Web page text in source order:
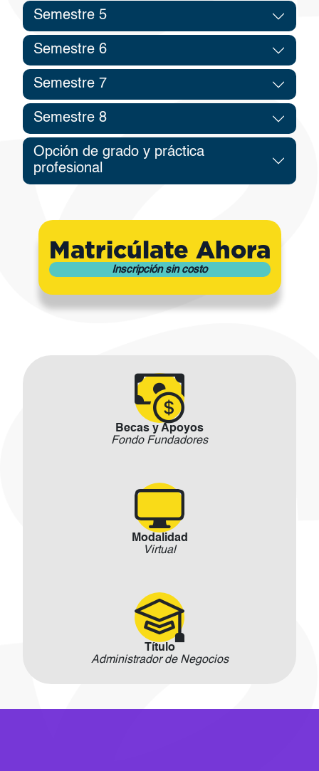
Semestre 5
Semestre 6
Semestre 7
Semestre 8
Opción de grado y práctica
profesional
Matricúlate Ahora
Inscripción sin costo
Becas y Apoyos
Fondo Fundadores
Modalidad
Virtual
Título
Administrador de Negocios